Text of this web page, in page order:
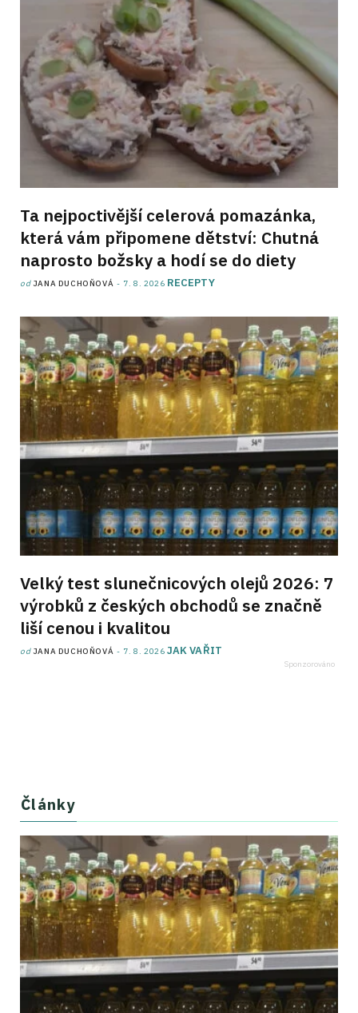
Ta nejpoctivější celerová pomazánka,
která vám připomene dětství: Chutná
naprosto božsky a hodí se do diety
od JANA DUCHOŇOVÁ 7. 8. 2026 RECEPTY
Velký test slunečnicových olejů 2026: 7
výrobků z českých obchodů se značně
liší cenou i kvalitou
od JANA DUCHOŇOVÁ 7. 8. 2026 JAK VAŘIT
Články